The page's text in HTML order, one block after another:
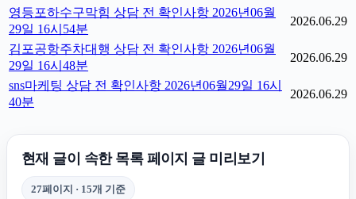
영등포하수구막힘 상담 전 확인사항 2026년06월
29일 16시54분
2026.06.29
김포공항주차대행 상담 전 확인사항 2026년06월
29일 16시48분
2026.06.29
sns마케팅 상담 전 확인사항 2026년06월29일 16시
40분
2026.06.29
현재 글이 속한 목록 페이지 글 미리보기
27페이지 · 15개 기준